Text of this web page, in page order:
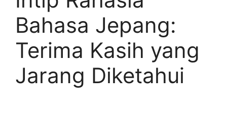
Bahasa Jepang:
Terima Kasih yang
Jarang Diketahui